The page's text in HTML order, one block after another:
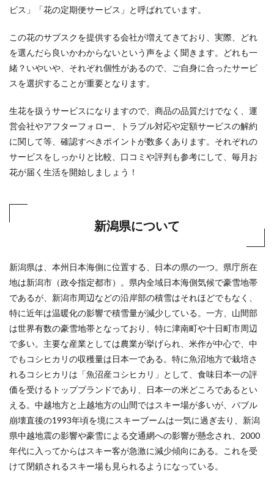
ビス」「花の定期便サービス」と呼ばれています。
この花のサブスクを提供する会社が増えてきており、実際、どれ
を選んだら良いかわからないという声をよく聞きます。どれも一
緒？いやいや、それぞれ個性があるので、ご自身に合ったサービ
スを選択することが重要となります。
生花を扱うサービスになりますので、商品の品質だけでなく、運
営会社やアフターフォロー、トラブル対応や定額サービスの解約
に関して等、確認すべきポイントが数多くあります。それぞれの
サービスをしっかりと比較、口コミや評判も参考にして、毎月お
花が届く生活を開始しましょう！
新潟県について
新潟県は、本州日本海側に位置する、日本の県の一つ。県庁所在
地は新潟市（政令指定都市）。県内全域日本海側気候で豪雪地帯
であるが、新潟市周辺などの沿岸部の積雪はそれほどでもなく、
特に近年は温暖化の影響で積雪量が減少している。一方、山間部
は世界有数の豪雪地帯となっており、特に津南町や十日町市周辺
で多い。主要な産業としては農業が挙げられ、米作が中心で、中
でもコシヒカリの収穫量は日本一である。特に魚沼地方で栽培さ
れるコシヒカリは「魚沼産コシヒカリ」として、食味日本一の評
価を受けるトップブランドであり、日本一の米どころであるとい
える。中越地方と上越地方の山間ではスキー場が多いが、バブル
崩壊直後の1993年頃を境にスキーブームは一気に過ぎ去り、新潟
県中越地震の影響や豪雪による交通網への影響が懸念され、2000
年代に入ってからはスキー客が急激に減少傾向にある。これを受
けて閉鎖されるスキー場も見られるようになっている。